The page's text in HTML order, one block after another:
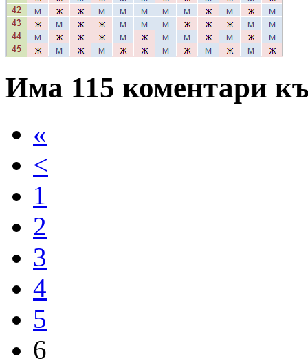
Има 115 коментари
«
<
1
2
3
4
5
6